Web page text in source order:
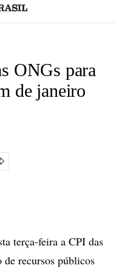
ONGs para
de janeiro
terça-feira a CPI das
recursos públicos